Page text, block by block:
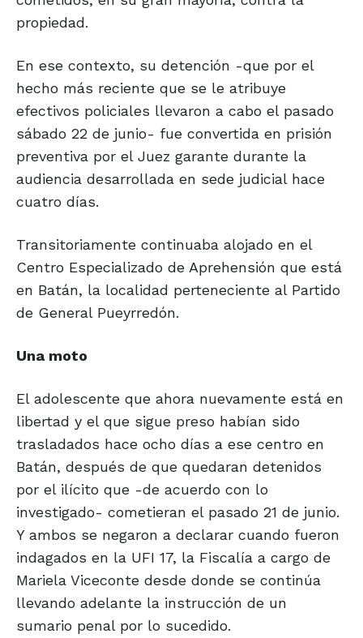
propiedad.
En ese contexto, su detención -que por el
hecho más reciente que se le atribuye
efectivos policiales llevaron a cabo el pasado
sábado 22 de junio- fue convertida en prisión
preventiva por el Juez garante durante la
audiencia desarrollada en sede judicial hace
cuatro días.
Transitoriamente continuaba alojado en el
Centro Especializado de Aprehensión que está
en Batán, la localidad perteneciente al Partido
de General Pueyrredón.
Una moto
El adolescente que ahora nuevamente está en
libertad y el que sigue preso habían sido
trasladados hace ocho días a ese centro en
Batán, después de que quedaran detenidos
por el ilícito que -de acuerdo con lo
investigado- cometieran el pasado 21 de junio.
Y ambos se negaron a declarar cuando fueron
indagados en la UFI 17, la Fiscalía a cargo de
Mariela Viceconte desde donde se continúa
llevando adelante la instrucción de un
sumario penal por lo sucedido.